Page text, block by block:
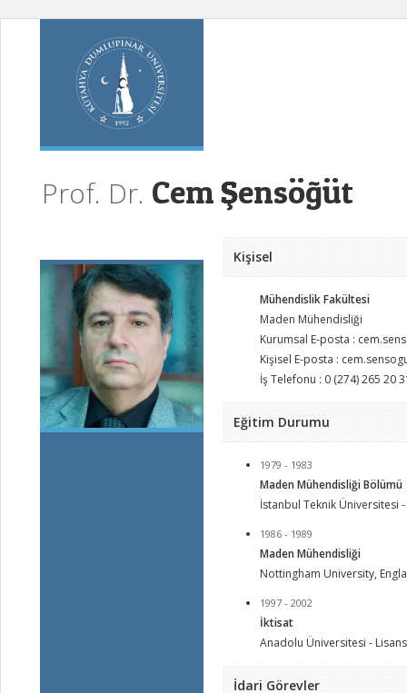
Prof. Dr. Cem Şensöğüt
Kişisel
Mühendislik Fakültesi
Maden Mühendisliği
Kurumsal E-posta :
Kişisel E-posta :
İş Telefonu : 0 (274) 265 20
Eğitim Durumu
1979 - 1983
Maden Mühendisliği Bölümü
İstanbul Teknik Üniversitesi
1986 - 1989
Maden Mühendisliği
Nottingham University,
1997 - 2002
İktisat
Anadolu Üniversitesi -
İdari Görevler